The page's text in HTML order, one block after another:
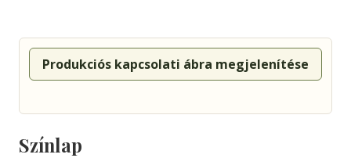
Produkciós kapcsolati ábra megjelenítése
Színlap